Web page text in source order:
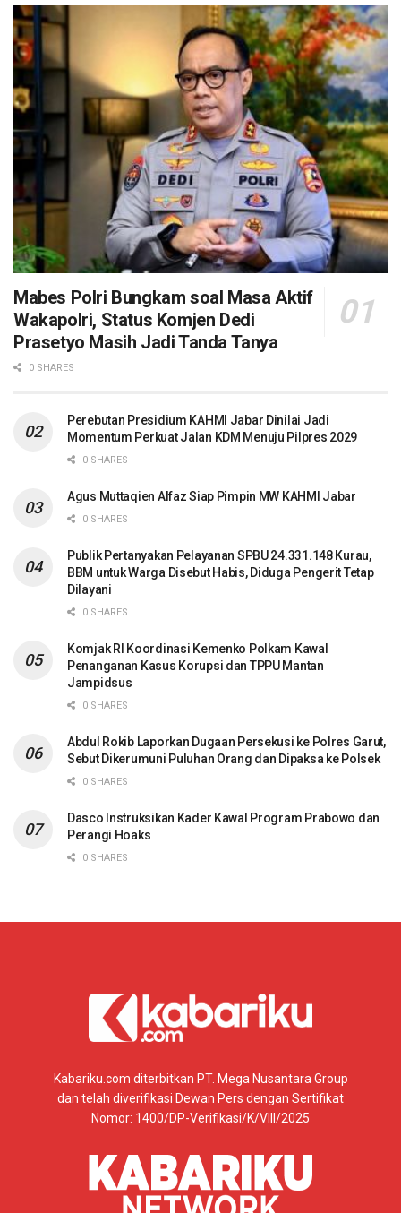
Mabes Polri Bungkam soal Masa Aktif
Wakapolri, Status Komjen Dedi
Prasetyo Masih Jadi Tanda Tanya
0 SHARES
Perebutan Presidium KAHMI Jabar Dinilai Jadi
Momentum Perkuat Jalan KDM Menuju Pilpres 2029
0 SHARES
Agus Muttaqien Alfaz Siap Pimpin MW KAHMI Jabar
0 SHARES
Publik Pertanyakan Pelayanan SPBU 24.331.148 Kurau,
BBM untuk Warga Disebut Habis, Diduga Pengerit Tetap
Dilayani
0 SHARES
Komjak RI Koordinasi Kemenko Polkam Kawal
Penanganan Kasus Korupsi dan TPPU Mantan
Jampidsus
0 SHARES
Abdul Rokib Laporkan Dugaan Persekusi ke Polres Garut,
Sebut Dikerumuni Puluhan Orang dan Dipaksa ke Polsek
0 SHARES
Dasco Instruksikan Kader Kawal Program Prabowo dan
Perangi Hoaks
0 SHARES
Kabariku.com diterbitkan PT. Mega Nusantara Group
dan telah diverifikasi Dewan Pers dengan Sertifikat
Nomor: 1400/DP-Verifikasi/K/VIII/2025